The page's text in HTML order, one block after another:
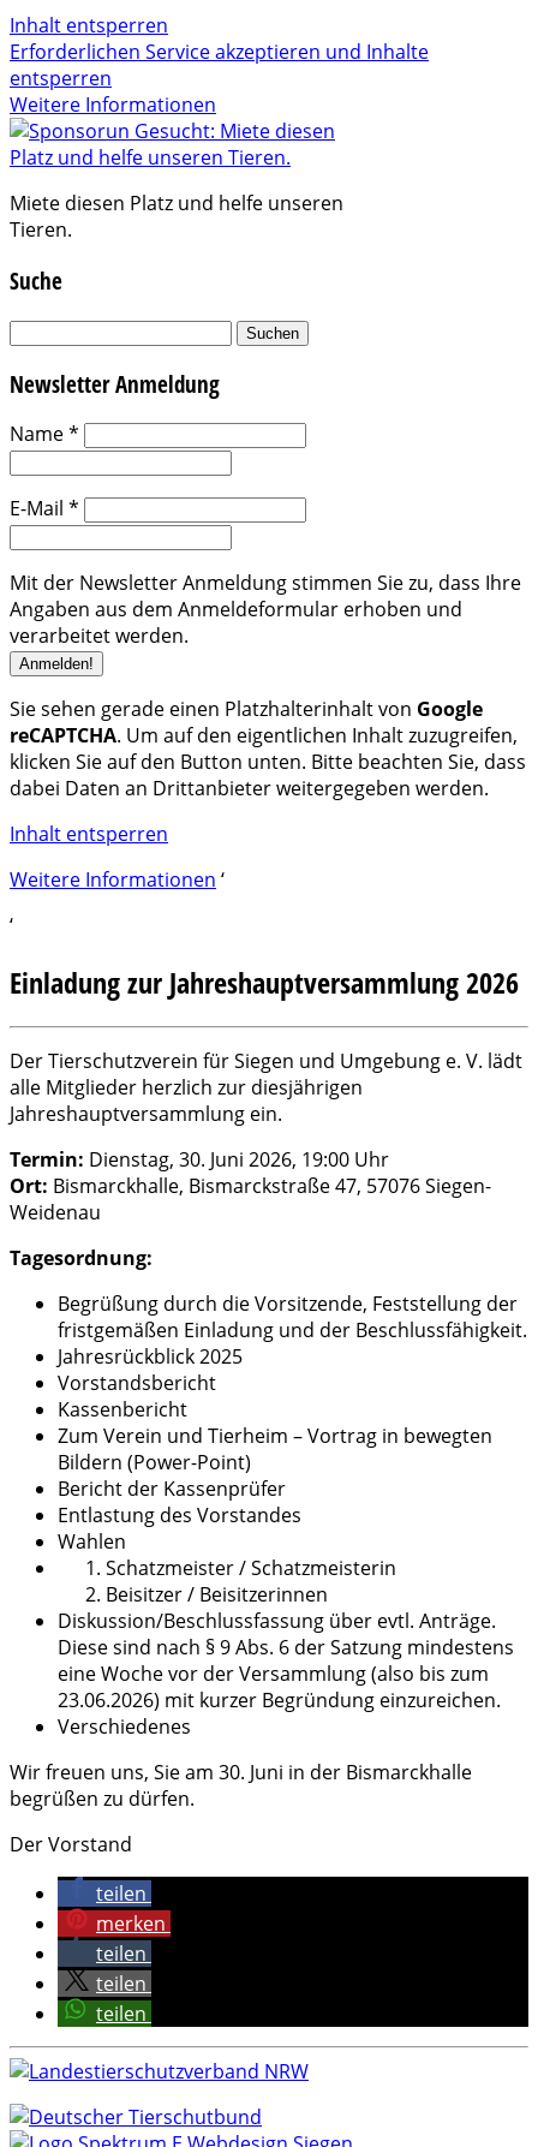
Inhalt entsperren
Erforderlichen Service akzeptieren und Inhalte
entsperren
Weitere Informationen
Miete diesen Platz und helfe unseren
Tieren.
Suche
Suchen
Newsletter Anmeldung
Name*
E-Mail *
Mit der Newsletter Anmeldung stimmen Sie zu, dass Ihre
Angaben aus dem Anmeldeformular erhoben und
verarbeitet werden.
Sie sehen gerade einen Platzhalterinhalt von Google
reCAPTCHA. Um auf den eigentlichen Inhalt zuzugreifen,
klicken Sie auf den Button unten. Bitte beachten Sie, dass
dabei Daten an Drittanbieter weitergegeben werden.
Inhalt entsperren
Weitere Informationen ‘
‘
Einladung zur Jahreshauptversammlung 2026
Der Tierschutzverein für Siegen und Umgebung e. V. lädt
alle Mitglieder herzlich zur diesjährigen
Jahreshauptversammlung ein.
Termin: Dienstag, 30. Juni 2026, 19:00 Uhr
Ort: Bismarckhalle, Bismarckstraße 47, 57076 Siegen-
Weidenau
Tagesordnung:
Begrüßung durch die Vorsitzende, Feststellung der
fristgemäßen Einladung und der Beschlussfähigkeit.
Jahresrückblick 2025
Vorstandsbericht
Kassenbericht
Zum Verein und Tierheim – Vortrag in bewegten
Bildern (Power-Point)
Bericht der Kassenprüfer
Entlastung des Vorstandes
Wahlen
Schatzmeister / Schatzmeisterin
Beisitzer / Beisitzerinnen
Diskussion/Beschlussfassung über evtl. Anträge.
Diese sind nach § 9 Abs. 6 der Satzung mindestens
eine Woche vor der Versammlung (also bis zum
23.06.2026) mit kurzer Begründung einzureichen.
Verschiedenes
Wir freuen uns, Sie am 30. Juni in der Bismarckhalle
begrüßen zu dürfen.
Der Vorstand
teilen
merken
teilen
teilen
teilen